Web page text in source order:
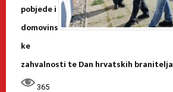
pobjede i
domovins
ke
zahvalnosti te Dan hrvatskih branitelja
365